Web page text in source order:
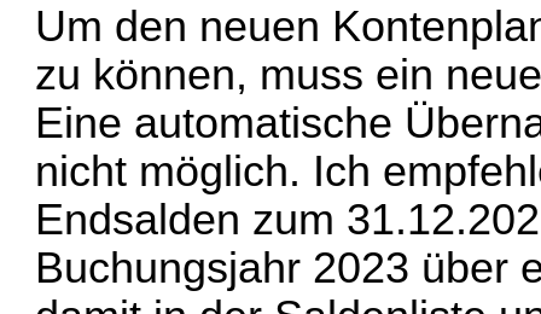
Um den neuen
zu können, muss ein
Eine automatische
nicht möglich. Ich
Endsalden zum
Buchungsjahr 2023 über